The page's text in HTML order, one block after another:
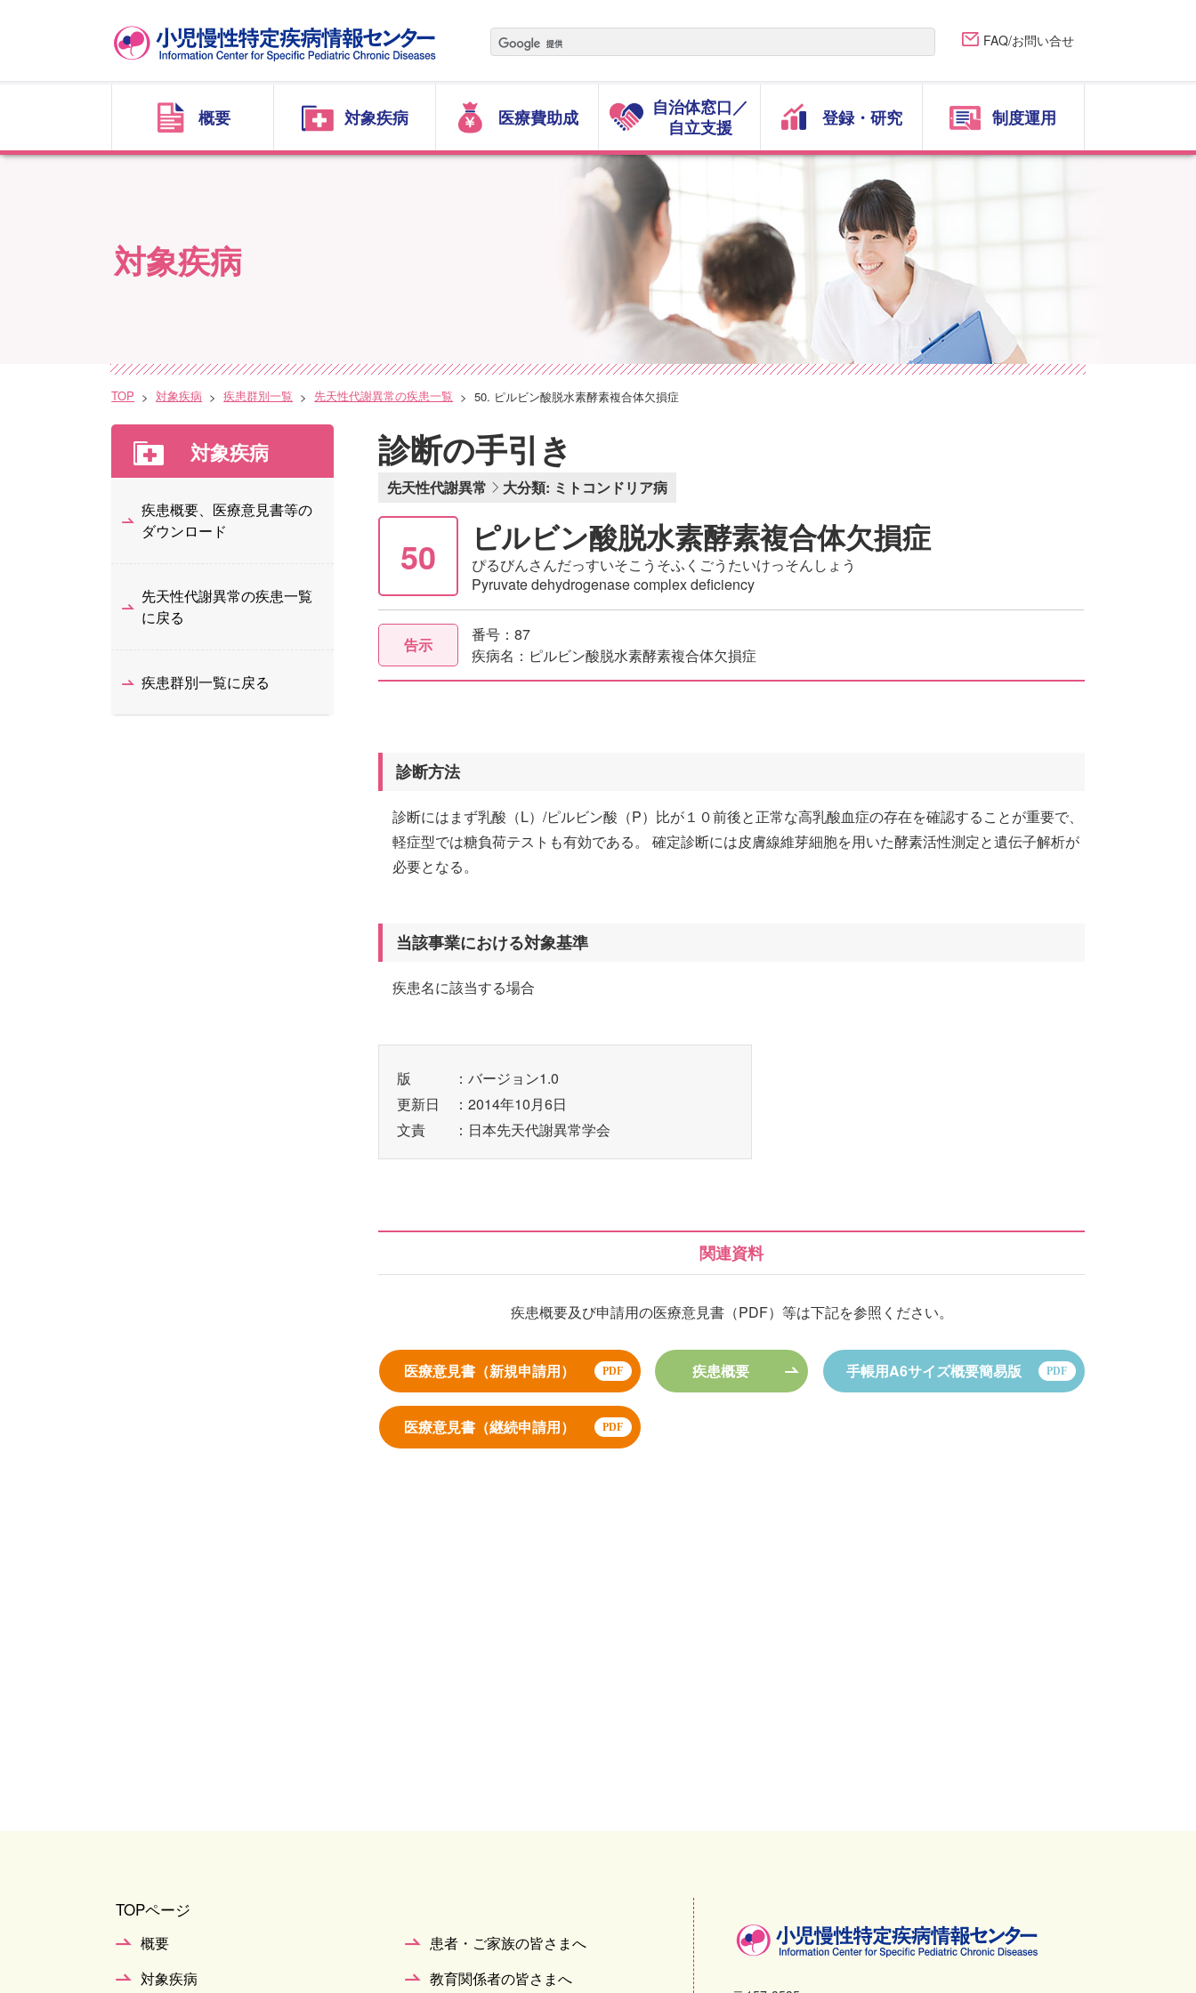
概要 対象疾病 医療費助成
自治体窓口／
自立支援
登録・研究 制度運用
FAQ/お問い合せ
対象疾病
TOP 対象疾病 疾患群別一覧 先天性代謝異常の疾患一覧 50. ピルビン酸脱水素酵素複合体欠損症
診断の手引き
先天性代謝異常 大分類: ミトコンドリア病
50 ピルビン酸脱水素酵素複合体欠損症
ぴるびんさんだっすいそこうそふくごうたいけっそんしょう
Pyruvate dehydrogenase complex deficiency
告示
番号：87
疾病名：ピルビン酸脱水素酵素複合体欠損症
診断方法
診断にはまず乳酸（L）/ピルビン酸（P）比が１０前後と正常な高乳酸血症の存在を確認することが重要で、
軽症型では糖負荷テストも有効である。 確定診断には皮膚線維芽細胞を用いた酵素活性測定と遺伝子解析が
必要となる。
当該事業における対象基準
疾患名に該当する場合
版
：バージョン1.0
更新日
：2014年10月6日
文責
：日本先天代謝異常学会
関連資料
疾患概要及び申請用の医療意見書（PDF）等は下記を参照ください。
医療意見書（新規申請用） 疾患概要 手帳用A6サイズ概要簡易版
医療意見書（継続申請用）
対象疾病
疾患概要、医療意見書等の
ダウンロード
先天性代謝異常の疾患一覧
に戻る
疾患群別一覧に戻る
TOPページ
概要
対象疾病
患者・ご家族の皆さまへ
教育関係者の皆さまへ